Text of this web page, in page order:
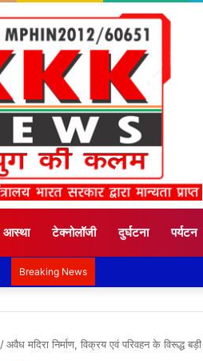
आस्था टेक्नोलॉजी दुर्घटना पर्यटन
Breaking News
/अवैध मदिरा निर्माण, विक्रय एवं परिवहन के विरूद्ध